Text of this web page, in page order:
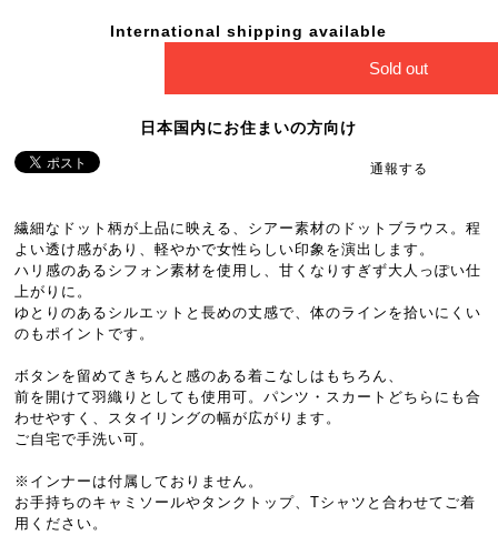
International shipping available
Sold out
日本国内にお住まいの方向け
通報する
繊細なドット柄が上品に映える、シアー素材のドットブラウス。程
よい透け感があり、軽やかで女性らしい印象を演出します。
ハリ感のあるシフォン素材を使用し、甘くなりすぎず大人っぽい仕
上がりに。
ゆとりのあるシルエットと長めの丈感で、体のラインを拾いにくい
のもポイントです。
ボタンを留めてきちんと感のある着こなしはもちろん、
前を開けて羽織りとしても使用可。パンツ・スカートどちらにも合
わせやすく、スタイリングの幅が広がります。
ご自宅で手洗い可。
※インナーは付属しておりません。
お手持ちのキャミソールやタンクトップ、Tシャツと合わせてご着
用ください。